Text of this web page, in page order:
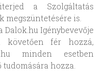
a Szolgáltatás
megszüntetésére is.
Dalok.hu Igénybevevője
követően fér hozzá,
minden esetben
hozza.